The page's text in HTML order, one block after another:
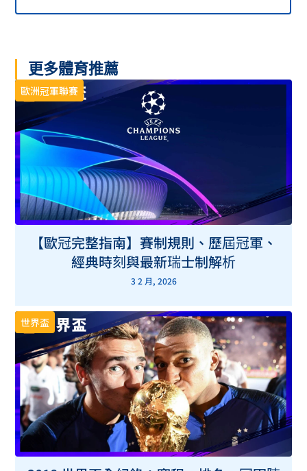
更多體育推薦
歐洲冠軍聯賽
【歐冠完整指南】賽制規則、歷屆冠軍、
經典時刻與最新瑞士制解析
3 2 月, 2026
世界盃